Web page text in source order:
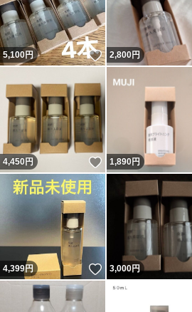
5,100円 いいね！
2,800円
4,450円 いいね！
1,890円
4,399円 いいね！
3,000円